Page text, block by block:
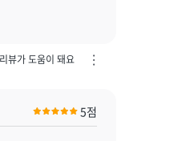
기
열
뷰가 도움이 돼요
차
기
/
5점